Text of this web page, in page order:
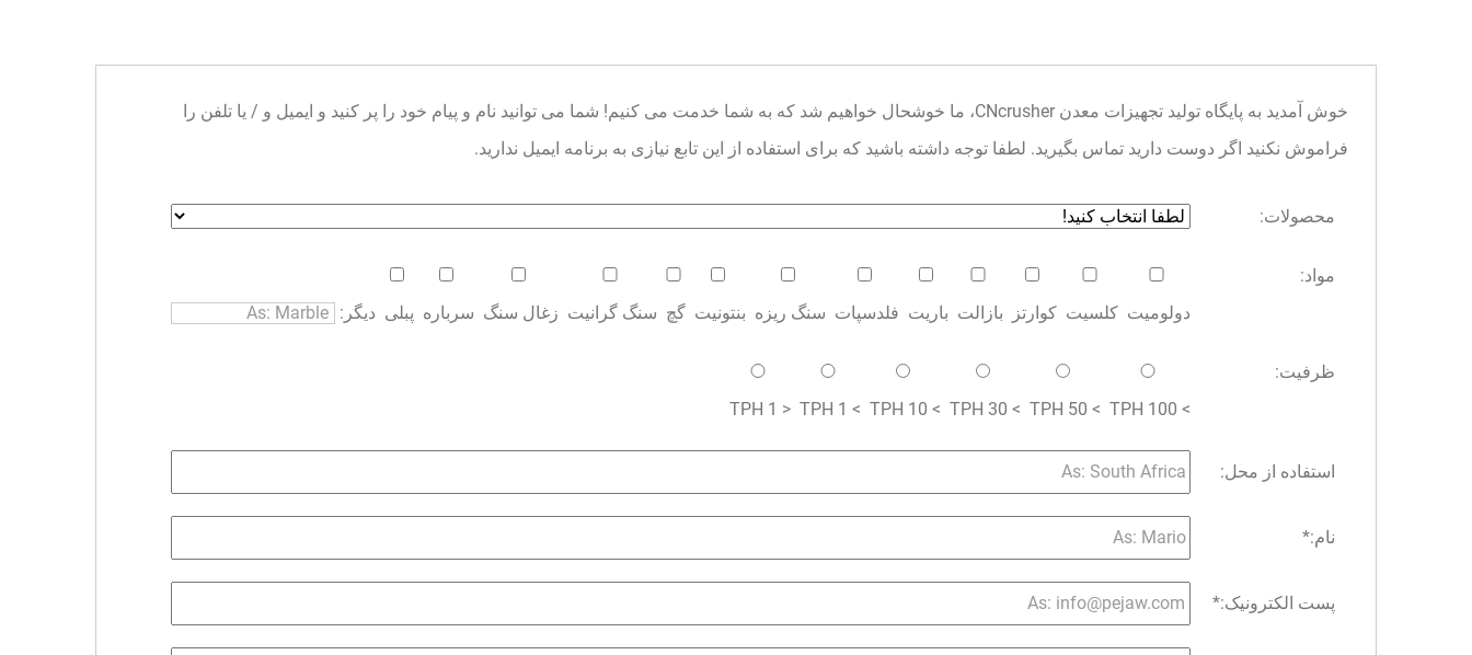
خوش آمدید به پایگاه تولید تجهیزات معدن CNcrusher، ما خوشحال خواهیم شد که به شما خدمت می کنیم! شما می توانید نام و پیام خود را پر کنید و ایمیل و / یا تلفن را
فراموش نکنید اگر دوست دارید تماس بگیرید. لطفا توجه داشته باشید که برای استفاده از این تابع نیازی به برنامه ایمیل ندارید.
محصولات:
مواد:
دولومیت کلسیت کوارتز بازالت باریت فلدسپات سنگ ریزه بنتونیت گچ سنگ گرانیت زغال سنگ سرباره پبلی دیگر:
ظرفیت:
> 100 TPH
> 50 TPH
> 30 TPH
> 10 TPH
> 1 TPH
< 1 TPH
استفاده از محل:
نام:*
پست الکترونیک:*